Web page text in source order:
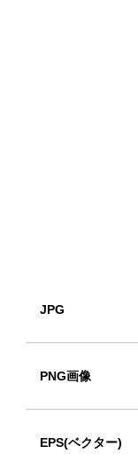
JPG
PNG画像
EPS(ベクター)